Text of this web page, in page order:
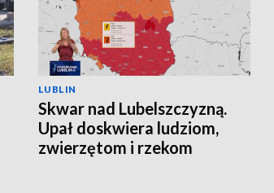
LUBLIN
Skwar nad Lubelszczyzną.
Upał doskwiera ludziom,
zwierzętom i rzekom